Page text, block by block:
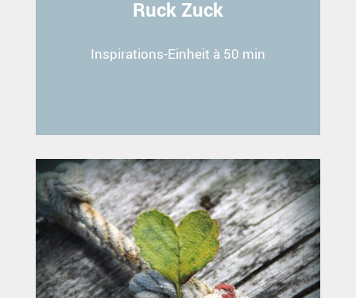
Ruck Zuck
Inspirations-Einheit à 50 min